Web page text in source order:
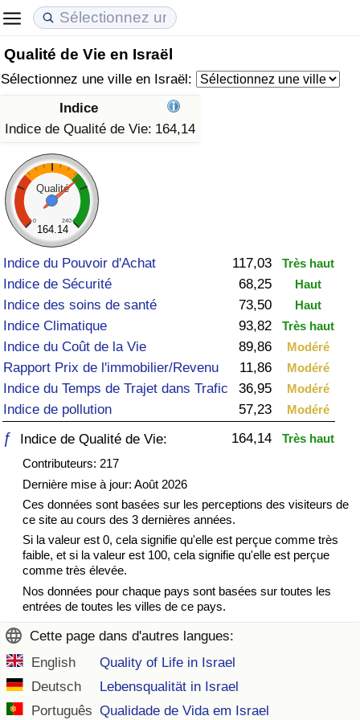
Qualité de Vie en Israël
Sélectionnez une ville en Israël:
Indice
Indice de Qualité de Vie: 164,14
Qualité
0 240
164.14
Indice du Pouvoir d'Achat 117,03 Très haut
Indice de Sécurité 68,25 Haut
Indice des soins de santé 73,50 Haut
Indice Climatique 93,82 Très haut
Indice du Coût de la Vie 89,86 Modéré
Rapport Prix de l'immobilier/Revenu 11,86 Modéré
Indice du Temps de Trajet dans Trafic 36,95 Modéré
Indice de pollution 57,23 Modéré
ƒ Indice de Qualité de Vie: 164,14
Très haut
Contributeurs: 217
Dernière mise à jour: Août 2026
Ces données sont basées sur les perceptions des visiteurs de
ce site au cours des 3 dernières années.
Si la valeur est 0, cela signifie qu'elle est perçue comme très
faible, et si la valeur est 100, cela signifie qu'elle est perçue
comme très élevée.
Nos données pour chaque pays sont basées sur toutes les
entrées de toutes les villes de ce pays.
Cette page dans d'autres langues:
English
Quality of Life in Israel
Deutsch
Lebensqualität in Israel
Português Qualidade de Vida em Israel
Coût de la vie
Indice du Coût de la Vie (Actuel)
Indice du Coût de la Vie
Indice du coût de la vie par pays
à Akaba
Prix de l'immobilier
Indice des Prix de l'immobilier (Actuel)
Indice des Prix de l'immobilier
Indice des Prix de l'immobilier par Pays
Qualité de Vie
Indice de Qualité de Vie
Indice de Qualité de Vie (Actuel)
Indice de qualité de vie par pays
Criminalité
Indice de Criminalité (Actuel)
Indice de Criminalité
Indice de criminalité par pays
Soins de santé
Indice des soins de santé (Actuel)
Indice des soins de santé
Indice des soins de santé par Pays
Pollution
Indice de Pollution (Actuel)
Indice de pollution
Indice de Pollution par Pays
Trafic